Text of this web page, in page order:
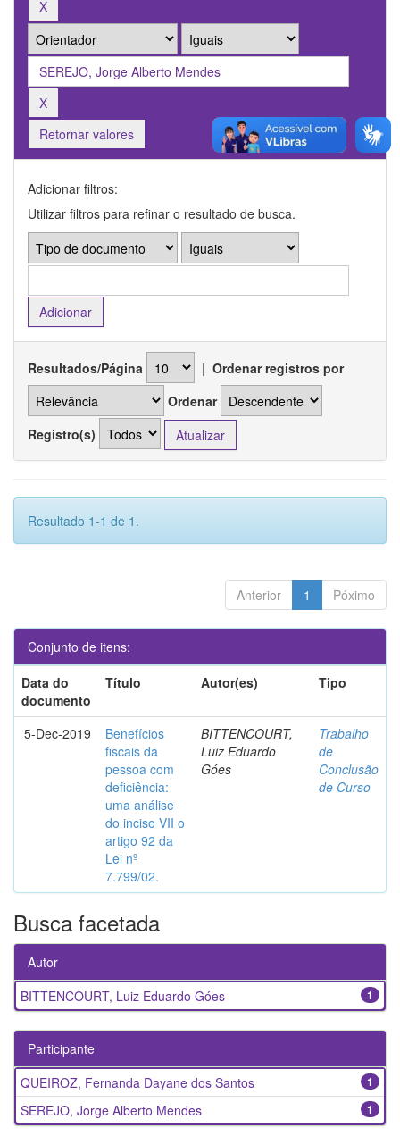
Retornar valores
Adicionar filtros:
Utilizar filtros para refinar o resultado de busca.
Resultados/Página | Ordenar registros por
Ordenar
Registro(s)
Resultado 1-1 de 1.
Anterior 1 Póximo
Conjunto de itens:
Data do
documento
Título Autor(es) Tipo
5-Dec-2019
Benefícios
fiscais da
pessoa com
deficiência:
uma análise
do inciso VII o
artigo 92 da
Lei nº
7.799/02.
BITTENCOURT,
Luiz Eduardo
Góes
Trabalho
de
Conclusão
de Curso
Busca facetada
Autor
1
BITTENCOURT, Luiz Eduardo Góes
Participante
1
QUEIROZ, Fernanda Dayane dos Santos
1
SEREJO, Jorge Alberto Mendes